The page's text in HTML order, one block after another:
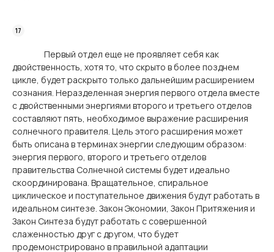
Первый отдел еще не проявляет себя как
двойственность, хотя то, что скрыто в более позднем
цикле, будет раскрыто только дальнейшим расширением
сознания. Неразделенная энергия первого отдела вместе
с двойственными энергиями второго и третьего отделов
составляют пять, необходимое выражение расширения
солнечного правителя. Цель этого расширения может
быть описана в терминах энергии следующим образом:
энергия первого, второго и третьего отделов
правительства Солнечной системы будет идеально
скоординирована. Вращательное, спиральное
циклическое и поступательное движения будут работать в
идеальном синтезе. Закон Экономии, Закон Притяжения и
Закон Синтеза будут работать с совершенной
слаженностью друг с другом, что будет
продемонстрировано в правильной адаптации